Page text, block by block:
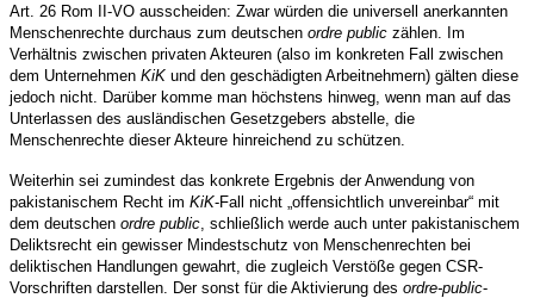
Art. 26 Rom II-VO ausscheiden: Zwar würden die universell anerkannten
Menschenrechte durchaus zum deutschen ordre public zählen. Im
Verhältnis zwischen privaten Akteuren (also im konkreten Fall zwischen
dem Unternehmen KiK und den geschädigten Arbeitnehmern) gälten diese
jedoch nicht. Darüber komme man höchstens hinweg, wenn man auf das
Unterlassen des ausländischen Gesetzgebers abstelle, die
Menschenrechte dieser Akteure hinreichend zu schützen.
Weiterhin sei zumindest das konkrete Ergebnis der Anwendung von
pakistanischem Recht im KiK-Fall nicht „offensichtlich unvereinbar“ mit
dem deutschen ordre public , schließlich werde auch unter pakistanischem
Deliktsrecht ein gewisser Mindestschutz von Menschenrechten bei
deliktischen Handlungen gewahrt, die zugleich Verstöße gegen CSR-
Vorschriften darstellen. Der sonst für die Aktivierung des ordre-public-